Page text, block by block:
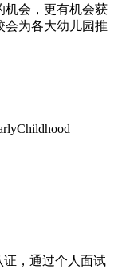
会，更有机会获
会为各大幼儿园推
，通过个人面试